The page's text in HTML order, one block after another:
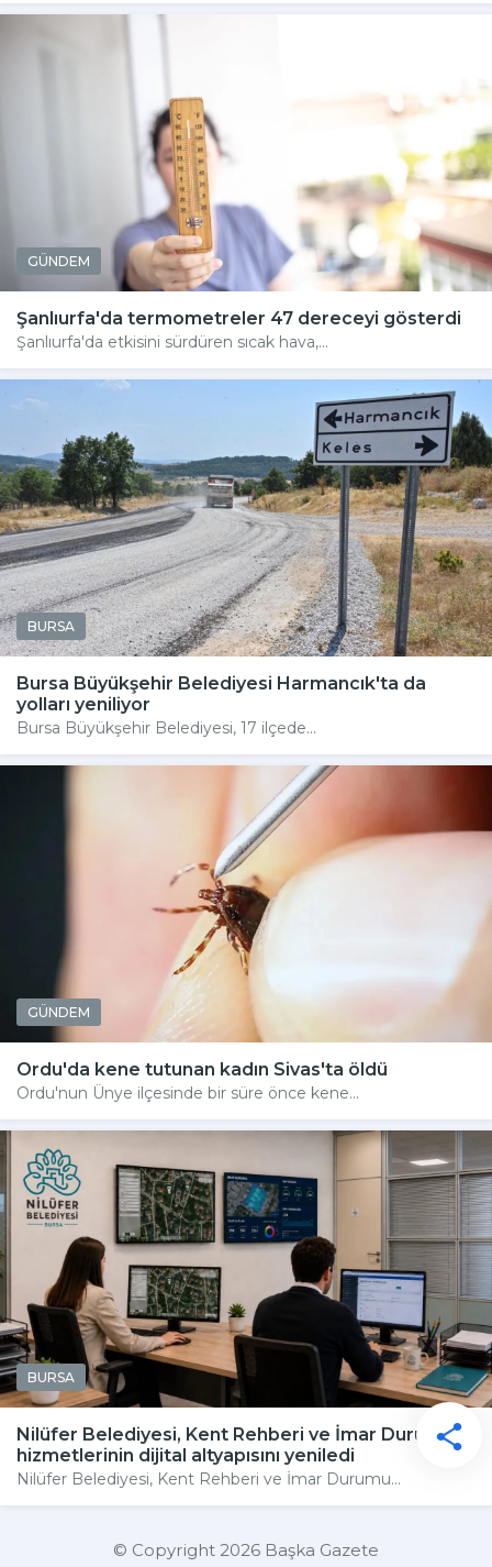
GÜNDEM
Şanlıurfa'da termometreler 47 dereceyi gösterdi
Şanlıurfa'da etkisini sürdüren sıcak hava,...
BURSA
Bursa Büyükşehir Belediyesi Harmancık'ta da
yolları yeniliyor
Bursa Büyükşehir Belediyesi, 17 ilçede...
GÜNDEM
Ordu'da kene tutunan kadın Sivas'ta öldü
Ordu'nun Ünye ilçesinde bir süre önce kene...
BURSA
Nilüfer Belediyesi, Kent Rehberi ve İmar Durumu
hizmetlerinin dijital altyapısını yeniledi
Nilüfer Belediyesi, Kent Rehberi ve İmar Durumu...
© Copyright 2026 Başka Gazete